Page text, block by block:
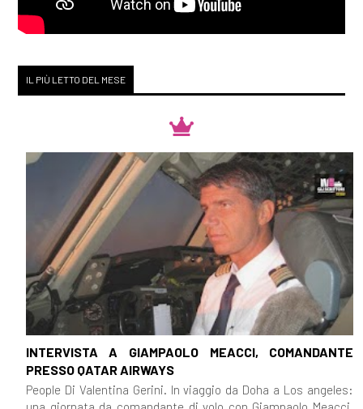
IL PIÙ LETTO DEL MESE
INTERVISTA A GIAMPAOLO MEACCI, COMANDANTE
PRESSO QATAR AIRWAYS
People Di Valentina Gerini. In viaggio da Doha a Los angeles: